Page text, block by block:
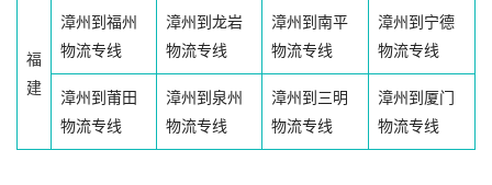
福
建
漳州到福州
物流专线
漳州到龙岩
物流专线
漳州到南平
物流专线
漳州到宁德
物流专线
漳州到莆田
物流专线
漳州到泉州
物流专线
漳州到三明
物流专线
漳州到厦门
物流专线